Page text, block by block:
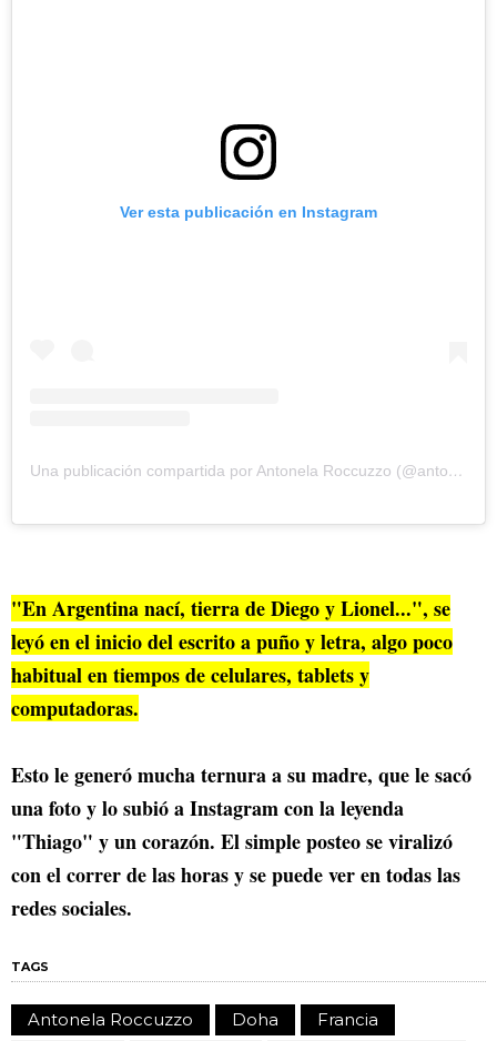
Ver esta publicación en Instagram
Una publicación compartida por Antonela Roccuzzo (@antonelaroccuzzo)
"En Argentina nací, tierra de Diego y Lionel...", se
leyó en el inicio del escrito a puño y letra, algo poco
habitual en tiempos de celulares, tablets y
computadoras.
Esto le generó mucha ternura a su madre, que le sacó
una foto y lo subió a Instagram con la leyenda
"Thiago" y un corazón. El simple posteo se viralizó
con el correr de las horas y se puede ver en todas las
redes sociales.
TAGS
Antonela Roccuzzo Doha
Francia